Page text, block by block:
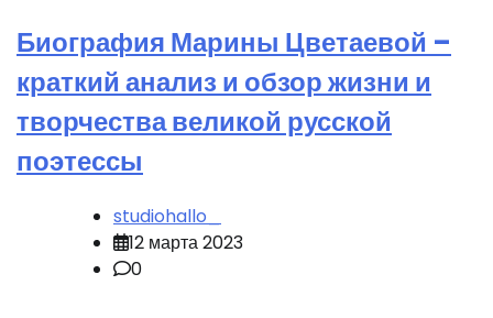
Биография Марины Цветаевой –
краткий анализ и обзор жизни и
творчества великой русской
поэтессы
studiohallo_
12 марта 2023
0